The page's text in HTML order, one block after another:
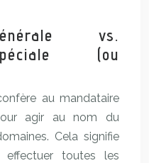
vs.
(ou
au mandataire
agir au nom du
Cela signifie
toutes les